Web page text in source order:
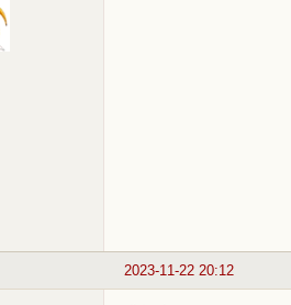
2023-11-22 20:12